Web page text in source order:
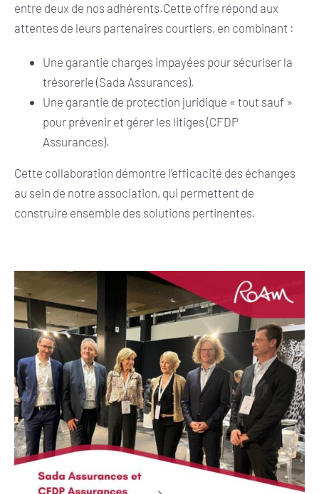
entre deux de nos adhérents.Cette offre répond aux
attentes de leurs partenaires courtiers, en combinant :
Une garantie charges impayées pour sécuriser la
trésorerie (Sada Assurances),
Une garantie de protection juridique « tout sauf »
pour prévenir et gérer les litiges (CFDP
Assurances).
Cette collaboration démontre l’efficacité des échanges
au sein de notre association, qui permettent de
construire ensemble des solutions pertinentes.